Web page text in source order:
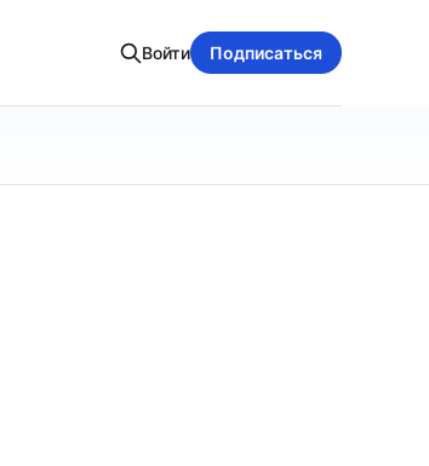
Войти Подписаться